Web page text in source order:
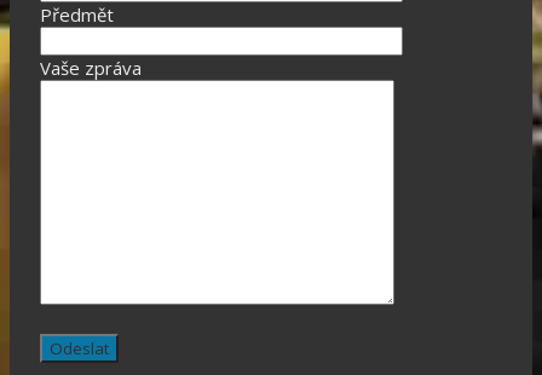
Předmět
Vaše zpráva